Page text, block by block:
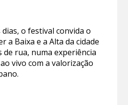
o festival convida o
a Baixa e a Alta da cidade
de rua, numa experiência
vivo com a valorização